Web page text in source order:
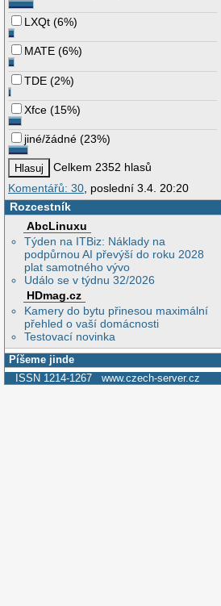
LXQt (6%)
MATE (6%)
TDE (2%)
Xfce (15%)
jiné/žádné (23%)
Celkem 2352 hlasů
Komentářů: 30 , poslední 3.4. 20:20
Rozcestník
AbcLinuxu
Týden na ITBiz: Náklady na
podpůrnou AI převýší do roku 2028
plat samotného vývo
Událo se v týdnu 32/2026
HDmag.cz
Kamery do bytu přinesou maximální
přehled o vaší domácnosti
Testovací novinka
Píšeme jinde
ISSN 1214-1267 www.czech-server.cz